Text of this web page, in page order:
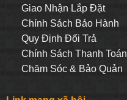
Giao Nhận Lắp Đặt
Chính Sách Bảo Hành
Quy Định Đối Trả
Chính Sách Thanh Toán
Chăm Sóc & Bảo Quản